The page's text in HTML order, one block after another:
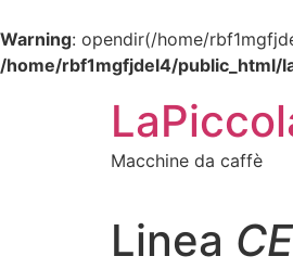
Warning: opendir(/home/
/home/rbf1mgfjdel4/public_html/
Macchine da caffè
Linea